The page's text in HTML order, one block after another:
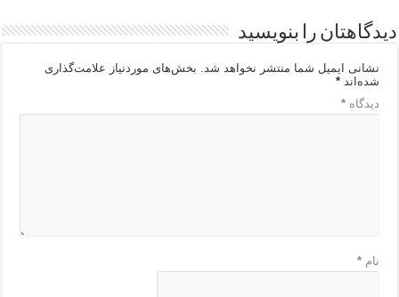
دیدگاهتان را بنویسید
نشانی ایمیل شما منتشر نخواهد شد.
بخش‌های موردنیاز علامت‌گذاری
شده‌اند*
دیدگاه*
نام*